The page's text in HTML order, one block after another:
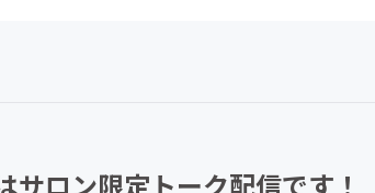
サロン限定トーク配信です！